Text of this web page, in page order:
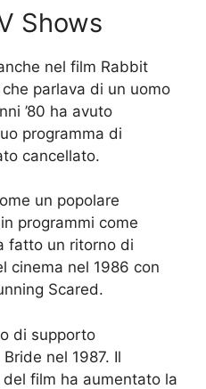
Shows
nel film Rabbit
parlava di un uomo
’80 ha avuto
programma di
cancellato.
un popolare
programmi come
fatto un ritorno di
cinema nel 1986 con
Scared.
di supporto
nel 1987. Il
film ha aumentato la